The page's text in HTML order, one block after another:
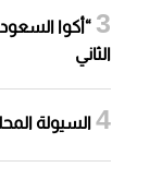
الثاني
السيولة المحلية